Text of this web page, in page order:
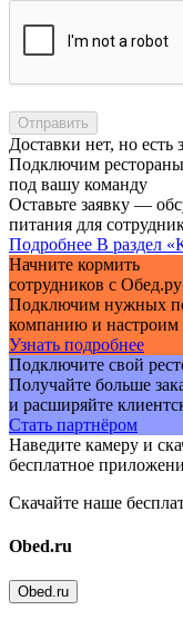
Отправить
Доставки нет, но есть
Подключим рестораны
под вашу команду
Оставьте заявку —
питания для
Подробнее В раздел
Начните кормить
сотрудников с Обед.ру
Подключим нужных
компанию и настроим
Узнать подробнее
Подключите свой
Получайте больше
и расширяйте
Стать партнёром
Наведите камеру и
бесплатное
Скачайте наше
Obed.ru
Obed.ru